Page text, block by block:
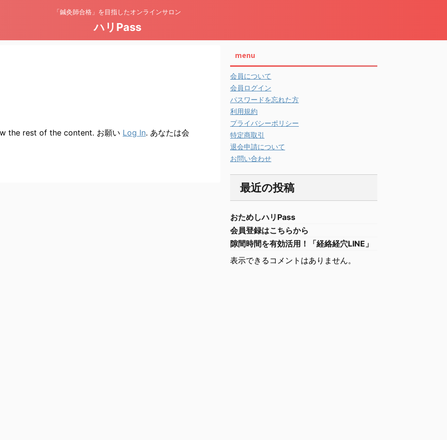
「鍼灸師合格」を目指したオンラインサロン
ハリPass
the rest of the content. お願い Log In. あなたは会
menu
会員について
会員ログイン
パスワードを忘れた方
利用規約
プライバシーポリシー
特定商取引
退会申請について
お問い合わせ
最近の投稿
おためしハリPass
会員登録はこちらから
隙間時間を有効活用！「経絡経穴LINE」
表示できるコメントはありません。